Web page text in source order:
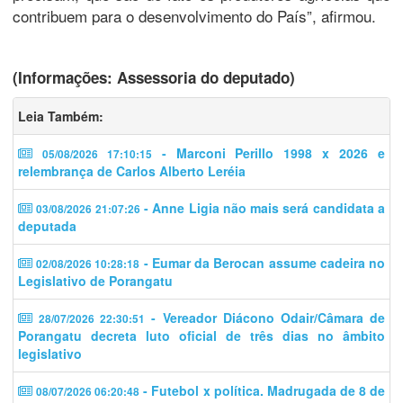
contribuem para o desenvolvimento do País”, afirmou.
(Informações: Assessoria do deputado)
Leia Também:
05/08/2026 17:10:15
- Marconi Perillo 1998 x 2026 e
relembrança de Carlos Alberto Leréia
03/08/2026 21:07:26 - Anne Ligia não mais será candidata a
deputada
02/08/2026 10:28:18 - Eumar da Berocan assume cadeira no
Legislativo de Porangatu
28/07/2026 22:30:51 - Vereador Diácono Odair/Câmara de
Porangatu decreta luto oficial de três dias no âmbito
legislativo
08/07/2026 06:20:48 - Futebol x política. Madrugada de 8 de